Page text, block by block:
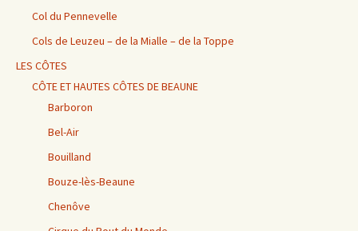
Col du Pennevelle
Cols de Leuzeu – de la Mialle – de la Toppe
LES CÔTES
CÔTE ET HAUTES CÔTES DE BEAUNE
Barboron
Bel-Air
Bouilland
Bouze-lès-Beaune
Chenôve